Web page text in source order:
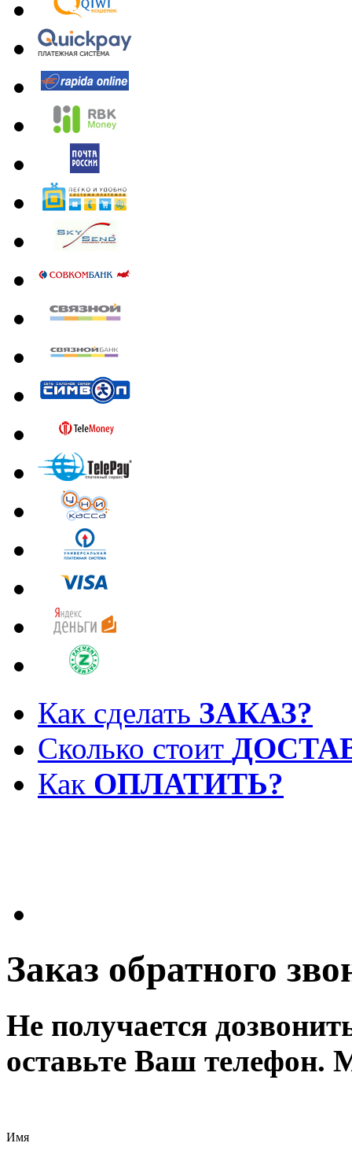
Как сделать ЗАКАЗ?
Сколько стоит
Как ОПЛАТИТЬ?
Заказ обратного
Не получается
оставьте Ваш
Имя